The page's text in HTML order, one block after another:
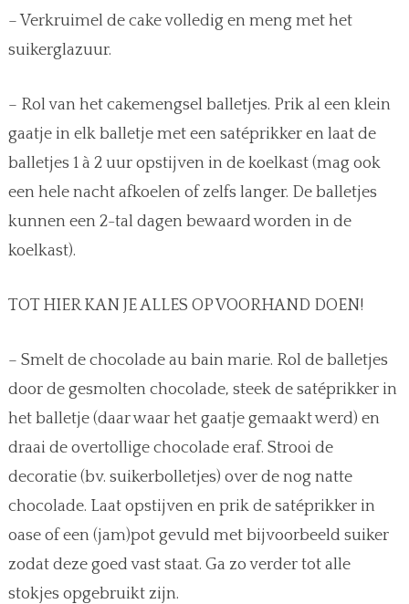
– Verkruimel de cake volledig en meng met het
suikerglazuur.
– Rol van het cakemengsel balletjes. Prik al een klein
gaatje in elk balletje met een satéprikker en laat de
balletjes 1 à 2 uur opstijven in de koelkast (mag ook
een hele nacht afkoelen of zelfs langer. De balletjes
kunnen een 2-tal dagen bewaard worden in de
koelkast).
TOT HIER KAN JE ALLES OP VOORHAND DOEN!
– Smelt de chocolade au bain marie. Rol de balletjes
door de gesmolten chocolade, steek de satéprikker in
het balletje (daar waar het gaatje gemaakt werd) en
draai de overtollige chocolade eraf. Strooi de
decoratie (bv. suikerbolletjes) over de nog natte
chocolade. Laat opstijven en prik de satéprikker in
oase of een (jam)pot gevuld met bijvoorbeeld suiker
zodat deze goed vast staat. Ga zo verder tot alle
stokjes opgebruikt zijn.